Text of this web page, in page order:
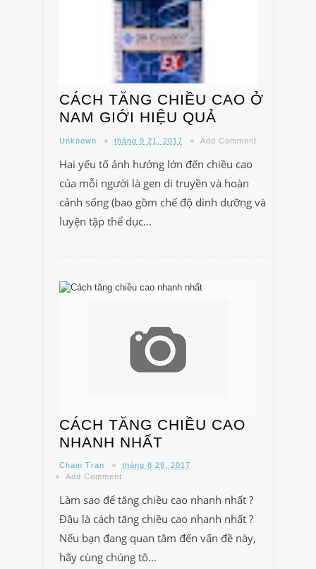
CÁCH TĂNG CHIỀU CAO Ở
NAM GIỚI HIỆU QUẢ
Unknown tháng 9 21, 2017 Add Comment
Hai yếu tố ảnh hưởng lớn đến chiều cao
của mỗi người là gen di truyền và hoàn
cảnh sống (bao gồm chế độ dinh dưỡng và
luyện tập thể dục...
CÁCH TĂNG CHIỀU CAO
NHANH NHẤT
Cham Tran
tháng 8 29, 2017
Add Comment
Làm sao để tăng chiều cao nhanh nhất ?
Đâu là cách tăng chiều cao nhanh nhất ?
Nếu bạn đang quan tâm đến vấn đề này,
hãy cùng chúng tô...